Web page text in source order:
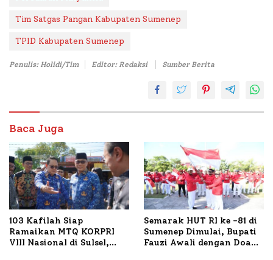
Tim Satgas Pangan Kabupaten Sumenep
TPID Kabupaten Sumenep
Penulis: Holidi/Tim Editor: Redaksi Sumber Berita
Baca Juga
103 Kafilah Siap
Ramaikan MTQ KORPRI
VIII Nasional di Sulsel,
Semarak HUT RI ke -81 di
Sumenep Dimulai, Bupati
Fauzi Awali dengan Doa